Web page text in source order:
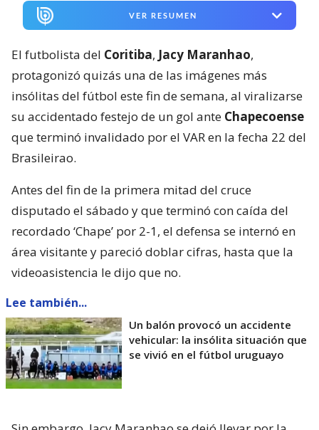
VER RESUMEN
El futbolista del Coritiba, Jacy Maranhao,
protagonizó quizás una de las imágenes más
insólitas del fútbol este fin de semana, al viralizarse
su accidentado festejo de un gol ante Chapecoense
que terminó invalidado por el VAR en la fecha 22 del
Brasileirao.
Antes del fin de la primera mitad del cruce
disputado el sábado y que terminó con caída del
recordado ‘Chape’ por 2-1, el defensa se internó en
área visitante y pareció doblar cifras, hasta que la
videoasistencia le dijo que no.
Lee también...
Un balón provocó un accidente
vehicular: la insólita situación que
se vivió en el fútbol uruguayo